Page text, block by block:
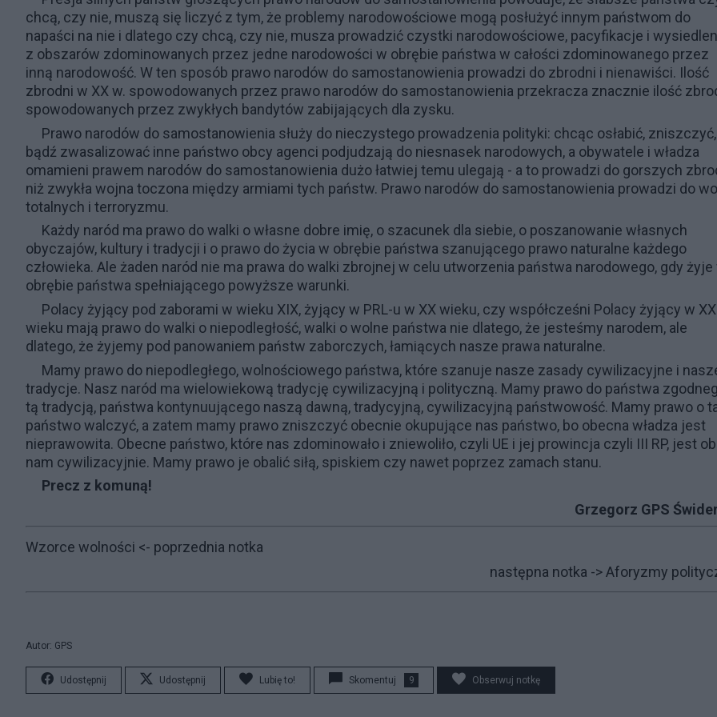
chcą, czy nie, muszą się liczyć z tym, że problemy narodowościowe mogą posłużyć innym państwom do
napaści na nie i dlatego czy chcą, czy nie, musza prowadzić czystki narodowościowe, pacyfikacje i
z obszarów zdominowanych przez jedne narodowości w obrębie państwa w całości zdominowanego przez
inną narodowość. W ten sposób prawo narodów do samostanowienia prowadzi do zbrodni i nienawiści. Ilość
zbrodni w XX w. spowodowanych przez prawo narodów do samostanowienia przekracza znacznie ilość
spowodowanych przez zwykłych bandytów zabijających dla zysku.
Prawo narodów do samostanowienia służy do nieczystego prowadzenia polityki: chcąc osłabić, zniszczyć,
bądź zwasalizować inne państwo obcy agenci podjudzają do niesnasek narodowych, a obywatele i władza
omamieni prawem narodów do samostanowienia dużo łatwiej temu ulegają - a to prowadzi do gorszych
niż zwykła wojna toczona między armiami tych państw. Prawo narodów do samostanowienia prowadzi do
totalnych i terroryzmu.
Każdy naród ma prawo do walki o własne dobre imię, o szacunek dla siebie, o poszanowanie własnych
obyczajów, kultury i tradycji i o prawo do życia w obrębie państwa szanującego prawo naturalne każdego
człowieka. Ale żaden naród nie ma prawa do walki zbrojnej w celu utworzenia państwa narodowego, gdy żyje
obrębie państwa spełniającego powyższe warunki.
Polacy żyjący pod zaborami w wieku XIX, żyjący w PRL-u w XX wieku, czy współcześni Polacy żyjący w
wieku mają prawo do walki o niepodległość, walki o wolne państwa nie dlatego, że jesteśmy narodem, ale
dlatego, że żyjemy pod panowaniem państw zaborczych, łamiących nasze prawa naturalne.
Mamy prawo do niepodległego, wolnościowego państwa, które szanuje nasze zasady cywilizacyjne i
tradycje. Nasz naród ma wielowiekową tradycję cywilizacyjną i polityczną. Mamy prawo do państwa
tą tradycją, państwa kontynuującego naszą dawną, tradycyjną, cywilizacyjną państwowość. Mamy prawo o
państwo walczyć, a zatem mamy prawo zniszczyć obecnie okupujące nas państwo, bo obecna władza jest
nieprawowita. Obecne państwo, które nas zdominowało i zniewoliło, czyli UE i jej prowincja czyli III RP, jest
nam cywilizacyjnie. Mamy prawo je obalić siłą, spiskiem czy nawet poprzez zamach stanu.
Precz z komuną!
Grzegorz GPS
Wzorce wolności <- poprzednia notka
następna notka ->Aforyzmy
Autor: GPS
Udostępnij Udostępnij Lubię to! Skomentuj 9 Obserwuj notkę